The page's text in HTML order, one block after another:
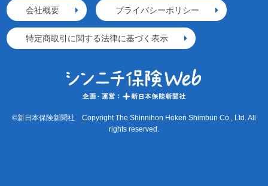
会社概要 プライバシーポリシー
特定商取引に関する法律に基づく表示
©新日本保険新聞社 Copyright The Shinnihon Hoken Shimbun Co., Ltd. All
rights reserved.